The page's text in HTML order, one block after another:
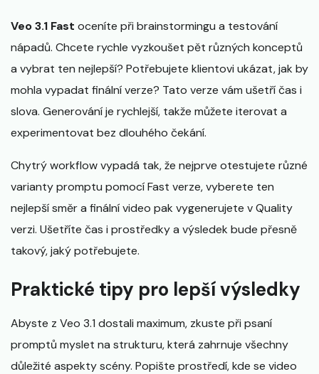
Veo 3.1 Fast oceníte při brainstormingu a testování
nápadů. Chcete rychle vyzkoušet pět různých konceptů
a vybrat ten nejlepší? Potřebujete klientovi ukázat, jak by
mohla vypadat finální verze? Tato verze vám ušetří čas i
slova. Generování je rychlejší, takže můžete iterovat a
experimentovat bez dlouhého čekání.
Chytrý workflow vypadá tak, že nejprve otestujete různé
varianty promptu pomocí Fast verze, vyberete ten
nejlepší směr a finální video pak vygenerujete v Quality
verzi. Ušetříte čas i prostředky a výsledek bude přesně
takový, jaký potřebujete.
Praktické tipy pro lepší výsledky
Abyste z Veo 3.1 dostali maximum, zkuste při psaní
promptů myslet na strukturu, která zahrnuje všechny
důležité aspekty scény. Popište prostředí, kde se video